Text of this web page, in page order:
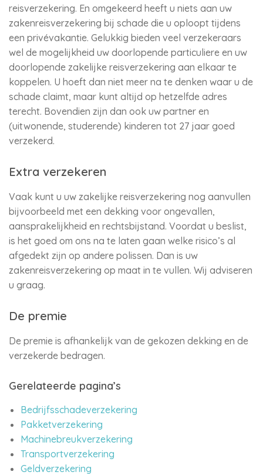
reisverzekering. En omgekeerd heeft u niets aan uw
zakenreisverzekering bij schade die u oploopt tijdens
een privévakantie. Gelukkig bieden veel verzekeraars
wel de mogelijkheid uw doorlopende particuliere en uw
doorlopende zakelijke reisverzekering aan elkaar te
koppelen. U hoeft dan niet meer na te denken waar u de
schade claimt, maar kunt altijd op hetzelfde adres
terecht. Bovendien zijn dan ook uw partner en
(uitwonende, studerende) kinderen tot 27 jaar goed
verzekerd.
Extra verzekeren
Vaak kunt u uw zakelijke reisverzekering nog aanvullen
bijvoorbeeld met een dekking voor ongevallen,
aansprakelijkheid en rechtsbijstand. Voordat u beslist,
is het goed om ons na te laten gaan welke risico’s al
afgedekt zijn op andere polissen. Dan is uw
zakenreisverzekering op maat in te vullen. Wij adviseren
u graag.
De premie
De premie is afhankelijk van de gekozen dekking en de
verzekerde bedragen.
Gerelateerde pagina’s
Bedrijfsschadeverzekering
Pakketverzekering
Machinebreukverzekering
Transportverzekering
Geldverzekering